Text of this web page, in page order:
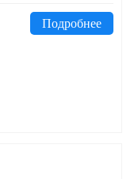
Подробнее